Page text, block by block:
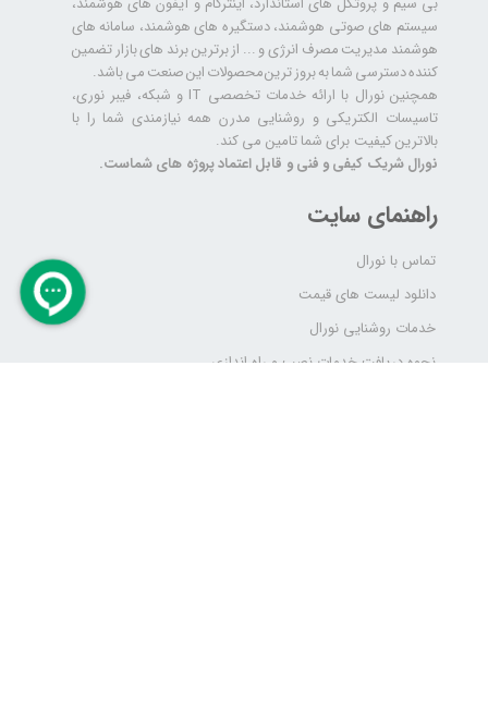
راهنمای سایت
تماس با نورال
دانلود لیست های قیمت
خدمات روشنایی نورال
نحوه دریافت خدمات نصب و راه اندازی
سیستم های صوتی هوشمند، دستگیره های هوشمند، سامانه های
هوشمند مدیریت مصرف انرژی و ... از برترین برند های بازار تضمین
کننده دسترسی شما به بروز ترین محصولات این صنعت می باشد.
همچنین نورال با ارائه خدمات تخصصی IT و شبکه، فیبر نوری،
تاسیسات الکتریکی و روشنایی مدرن همه نیازمندی شما را با
بالاترین کیفیت برای شما تامین می کند.
نورال شریک کیفی و فنی و قابل اعتماد پروژه های شماست.